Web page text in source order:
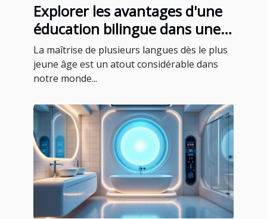
Explorer les avantages d'une
éducation bilingue dans une
école maternelle privée
La maîtrise de plusieurs langues dès le plus
jeune âge est un atout considérable dans
notre monde...